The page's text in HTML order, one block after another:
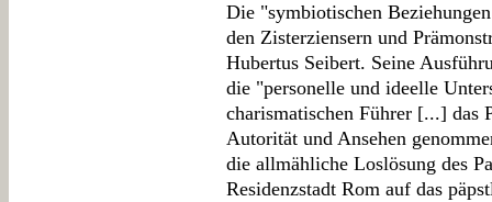
Die "symbiotischen
den Zisterziensern und
Hubertus Seibert. Seine
die "personelle und ideelle
charismatischen Führer [...] das
Autorität und Ansehen
die allmähliche Loslösung des
Residenzstadt Rom auf das